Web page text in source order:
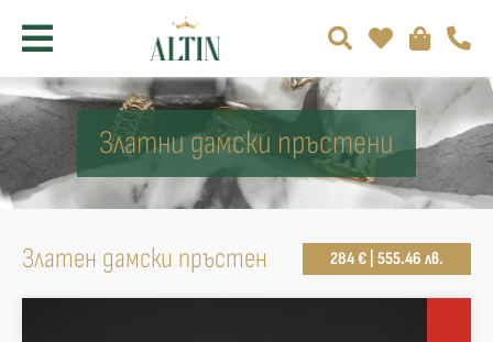
Златни дамски пръстени
Златен дамски пръстен 284 € | 555.46 лв.